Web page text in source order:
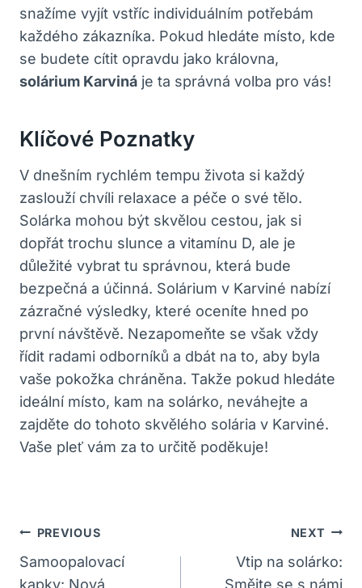
snažíme vyjít vstříc individuálním potřebám
každého zákazníka. Pokud hledáte místo, kde
se budete cítit opravdu jako královna,
solárium Karviná je ta správná volba pro vás!
Klíčové Poznatky
V dnešním rychlém tempu života si každý
zaslouží chvíli relaxace a péče o své tělo.
Solárka mohou být skvělou cestou, jak si
dopřát trochu slunce a vitamínu D, ale je
důležité vybrat tu správnou, která bude
bezpečná a účinná. Solárium v Karviné nabízí
zázračné výsledky, které oceníte hned po
první návštěvě. Nezapomeňte se však vždy
řídit radami odborníků a dbát na to, aby byla
vaše pokožka chráněna. Takže pokud hledáte
ideální místo, kam na solárko, neváhejte a
zajděte do tohoto skvělého solária v Karviné.
Vaše pleť vám za to určitě poděkuje!
Navigace
Pro
PREVIOUS
Samoopalovací
kapky: Nová
NEXT
Vtip na solárko:
Smějte se s námi